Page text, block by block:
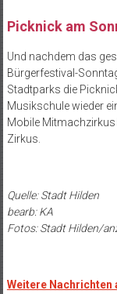
Picknick am
Und nachdem das
Bürgerfestival-
Stadtparks die
Musikschule wieder
Mobile Mitmachzirkus
Zirkus.
Quelle: Stadt Hilden
bearb: KA
Fotos: Stadt Hilden/
Weitere Nachrichten